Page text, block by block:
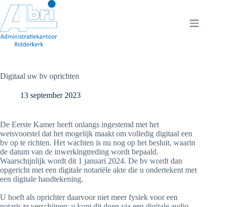
naar
de
inhoud
Digitaal uw bv oprichten
13 september 2023
De Eerste Kamer heeft onlangs ingestemd met het
wetsvoorstel dat het mogelijk maakt om volledig digitaal een
bv op te richten. Het wachten is nu nog op het besluit, waarin
de datum van de inwerkingtreding wordt bepaald.
Waarschijnlijk wordt dit 1 januari 2024. De bv wordt dan
opgericht met een digitale notariële akte die u ondertekent met
een digitale handtekening.
U hoeft als oprichter daarvoor niet meer fysiek voor een